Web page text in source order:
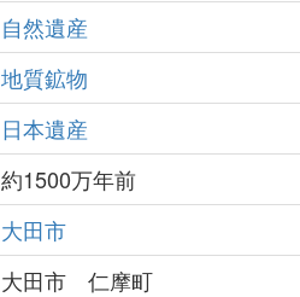
自然遺産
地質鉱物
日本遺産
約1500万年前
大田市
大田市 仁摩町